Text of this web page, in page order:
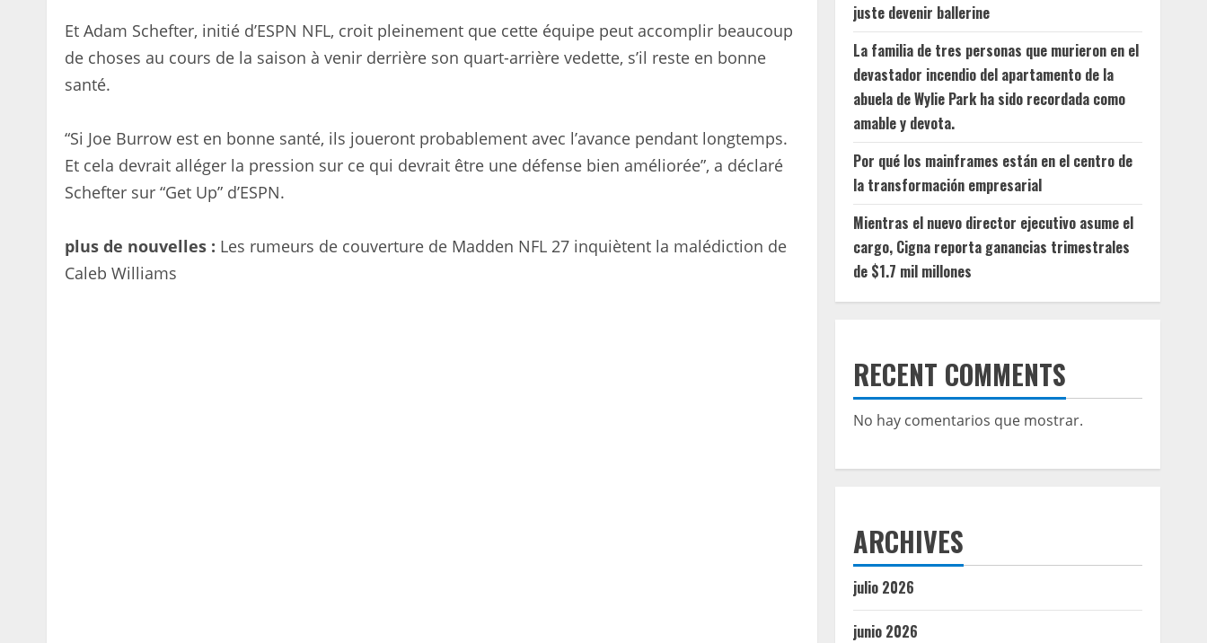
Et Adam Schefter, initié d’ESPN NFL, croit pleinement que cette équipe peut accomplir beaucoup
de choses au cours de la saison à venir derrière son quart-arrière vedette, s’il reste en bonne
santé.
“Si Joe Burrow est en bonne santé, ils joueront probablement avec l’avance pendant longtemps.
Et cela devrait alléger la pression sur ce qui devrait être une défense bien améliorée”, a déclaré
Schefter sur “Get Up” d’ESPN.
plus de nouvelles : Les rumeurs de couverture de Madden NFL 27 inquiètent la malédiction de
Caleb Williams
juste devenir ballerine
La familia de tres personas que murieron en el
devastador incendio del apartamento de la
abuela de Wylie Park ha sido recordada como
amable y devota.
Por qué los mainframes están en el centro de
la transformación empresarial
Mientras el nuevo director ejecutivo asume el
cargo, Cigna reporta ganancias trimestrales
de $1.7 mil millones
RECENT COMMENTS
No hay comentarios que mostrar.
ARCHIVES
julio 2026
junio 2026